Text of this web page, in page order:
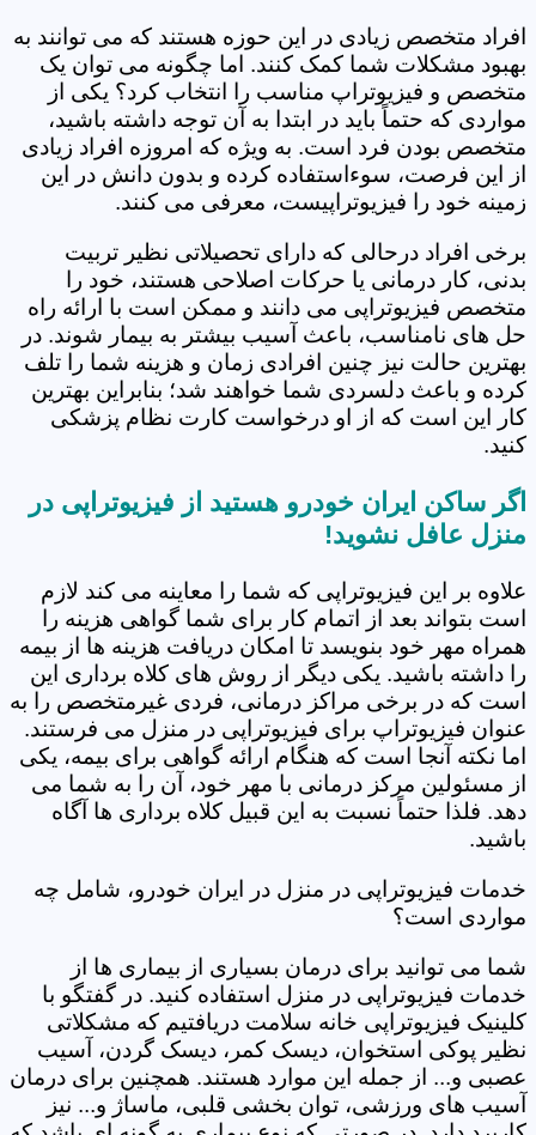
افراد متخصص زیادی در این حوزه هستند که می توانند به
بهبود مشکلات شما کمک کنند. اما چگونه می توان یک
متخصص و فیزیوتراپ مناسب را انتخاب کرد؟ یکی از
مواردی که حتماً باید در ابتدا به آن توجه داشته باشید،
متخصص بودن فرد است. به ویژه که امروزه افراد زیادی
از این فرصت، سوءاستفاده کرده و بدون دانش در این
زمینه خود را فیزیوتراپیست، معرفی می کنند.
برخی افراد درحالی که دارای تحصیلاتی نظیر تربیت
بدنی، کار درمانی یا حرکات اصلاحی هستند، خود را
متخصص فیزیوتراپی می دانند و ممکن است با ارائه راه
حل های نامناسب، باعث آسیب بیشتر به بیمار شوند. در
بهترین حالت نیز چنین افرادی زمان و هزینه شما را تلف
کرده و باعث دلسردی شما خواهند شد؛ بنابراین بهترین
کار این است که از او درخواست کارت نظام پزشکی
کنید.
اگر ساکن ایران خودرو هستید از فیزیوتراپی در
منزل عافل نشوید!
علاوه بر این فیزیوتراپی که شما را معاینه می کند لازم
است بتواند بعد از اتمام کار برای شما گواهی هزینه را
همراه مهر خود بنویسد تا امکان دریافت هزینه ها از بیمه
را داشته باشید. یکی دیگر از روش های کلاه برداری این
است که در برخی مراکز درمانی، فردی غیرمتخصص را به
عنوان فیزیوتراپ برای فیزیوتراپی در منزل می فرستند.
اما نکته آنجا است که هنگام ارائه گواهی برای بیمه، یکی
از مسئولین مرکز درمانی با مهر خود، آن را به شما می
دهد. فلذا حتماً نسبت به این قبیل کلاه برداری ها آگاه
باشید.
خدمات فیزیوتراپی در منزل در ایران خودرو، شامل چه
مواردی است؟
شما می توانید برای درمان بسیاری از بیماری ها از
خدمات فیزیوتراپی در منزل استفاده کنید. در گفتگو با
کلینیک فیزیوتراپی خانه سلامت دریافتیم که مشکلاتی
نظیر پوکی استخوان، دیسک کمر، دیسک گردن، آسیب
عصبی و... از جمله این موارد هستند. همچنین برای درمان
آسیب های ورزشی، توان بخشی قلبی، ماساژ و... نیز